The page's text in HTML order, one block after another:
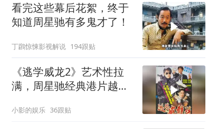
看完这些幕后花絮，终于
知道周星驰有多鬼才了！
丁鸊惊悚影视解说 194跟贴
《逃学威龙2》艺术性拉
满，周星驰经典港片越品
小影的娱乐 36跟贴